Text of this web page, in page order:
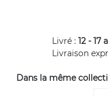
Livré : 12 - 17
Livraison
Dans la même